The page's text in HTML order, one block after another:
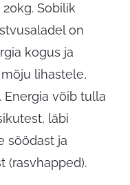
Sobilik
on
kogus ja
lihastele,
Energia võib tulla
läbi
söödast ja
(rasvhapped).